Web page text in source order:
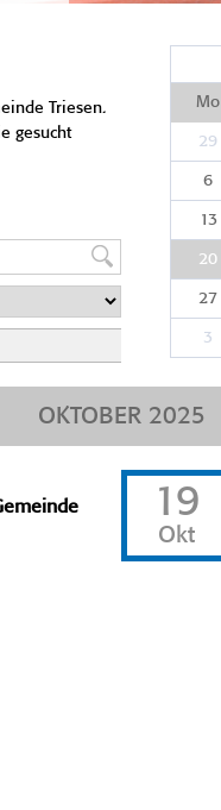
Triesen.
gesucht
Mo
29
6
13
20
27
3
OKTOBER 2025
19
Okt